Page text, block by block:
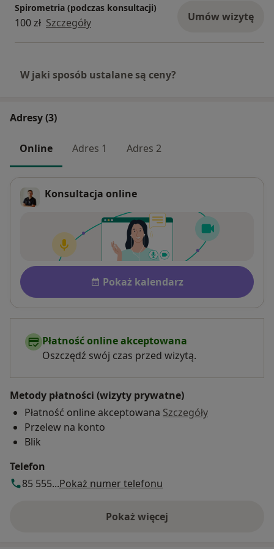
Spirometria (podczas konsultacji)
100 zł Szczegóły Umów wizytę
W jaki sposób ustalane są ceny?
Adresy (3)
Online Adres 1 Adres 2
Konsultacja online
Dostępność
Pokaż kalendarz
Płatność online akceptowana
Oszczędź swój czas przed wizytą.
Metody płatności (wizyty prywatne)
Płatność online akceptowana Szczegóły
Przelew na konto
Blik
Telefon
85 555...Pokaż numer telefonu
Pokaż więcej
o adresie